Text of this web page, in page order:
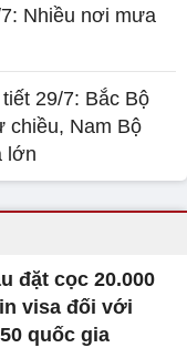
Nhiều nơi mưa
29/7: Bắc Bộ
chiều, Nam Bộ
lớn
đặt cọc 20.000
visa đối với
quốc gia